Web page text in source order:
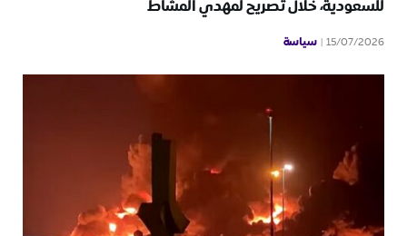
للسعودية، خلال تصريح لمهدي المشاط
15/07/2026 سياسة